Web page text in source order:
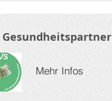
Gesundheitspartner
Mehr Infos